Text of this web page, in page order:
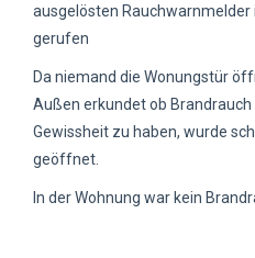
ausgelösten
gerufen
Da niemand die Wonungstür
Außen erkundet ob
Gewissheit zu haben, wurde
geöffnet.
In der Wohnung war kein